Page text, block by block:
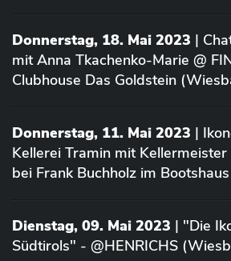
Donnerstag, 18. Mai 2023 |
mit Anna Tkachenko-Marie @
Clubhouse Das Goldstein
Donnerstag, 11. Mai 2023 |
Kellerei Tramin mit
bei Frank Buchholz im
Dienstag, 09. Mai 2023 | "Die
Südtirols" - @HENRICHS